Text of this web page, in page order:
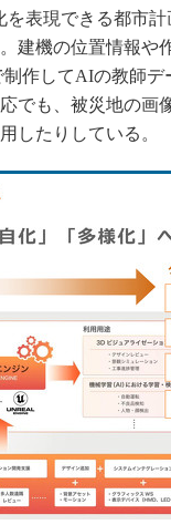
表現できる都市
建機の位置情報や
作してAIの教師デ
でも、被災地の画
したりしている。